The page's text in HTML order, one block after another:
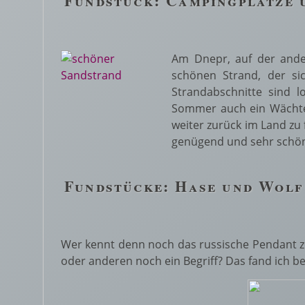
Am Dnepr, auf der
schönen Strand, der
Strandabschnitte sind
Sommer auch ein
weiter zurück im Land
genügend und sehr
Fundstücke: Hase und Wolf
Wer kennt denn noch das russische Pendant
oder anderen noch ein Begriff? Das fand ich